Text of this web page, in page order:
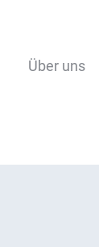
Über uns